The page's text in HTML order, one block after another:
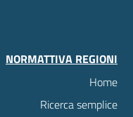
NORMATTIVA REGIONI
Home
Ricerca semplice